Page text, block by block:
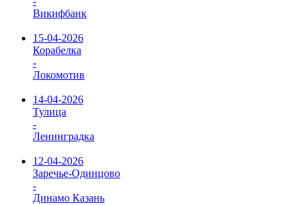
Викифбанк
15-04-2026
Корабелка
-
Локомотив
14-04-2026
Тулица
-
Ленинградка
12-04-2026
Заречье-Одинцово
-
Динамо Казань